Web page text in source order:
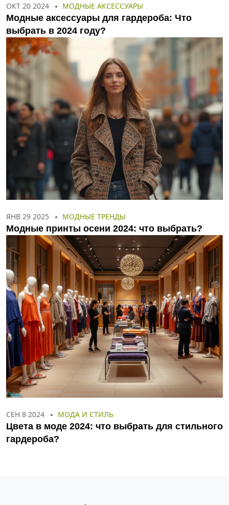
ОКТ 20 2024 МОДНЫЕ АКСЕССУАРЫ
Модные аксессуары для гардероба: Что
выбрать в 2024 году?
ЯНВ 29 2025 МОДНЫЕ ТРЕНДЫ
Модные принты осени 2024: что выбрать?
СЕН 8 2024 МОДА И СТИЛЬ
Цвета в моде 2024: что выбрать для стильного
гардероба?